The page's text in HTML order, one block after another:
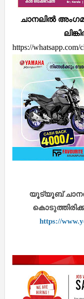
ചാനലിൽ
https://
യൂട്യൂബ്
https://